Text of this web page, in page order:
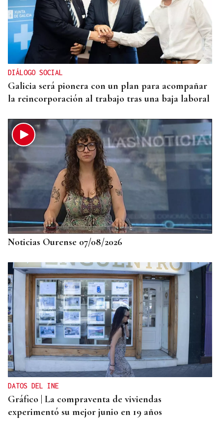
Un día haberá autobuses
DIÁLOGO SOCIAL
Galicia será pionera con un plan para acompañar
la reincorporación al trabajo tras una baja laboral
Noticias Ourense 07/08/2026
DATOS DEL INE
Gráfico | La compraventa de viviendas
experimentó su mejor junio en 19 años